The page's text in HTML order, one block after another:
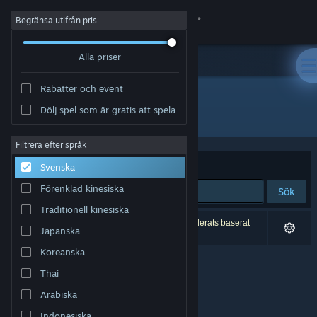
Logga in
Om
Support
Byt språk
Skaffa Steams mobilapp
Se skrivbordswebbplats
Begränsa utifrån pris
Alla priser
Rabatter och event
Dölj spel som är gratis att spela
Filtrera efter språk
Svenska
Förenklad kinesiska
Traditionell kinesiska
Japanska
Koreanska
Thai
Arabiska
Utgivare: SOLIDS Studio
Sortera efter Relevans
Sök
0 träffar matchade din sökning. 7 titlar har exkluderats baserat
på dina preferenser.